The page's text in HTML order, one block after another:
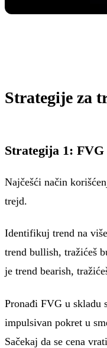
Strategije za
Strategija 1: FVG
Najčešći način
trejd.
Identifikuj trend na
trend bullish, tražićeš
je trend bearish,
Pronađi FVG u skladu
impulsivan pokret u
Sačekaj da se cena